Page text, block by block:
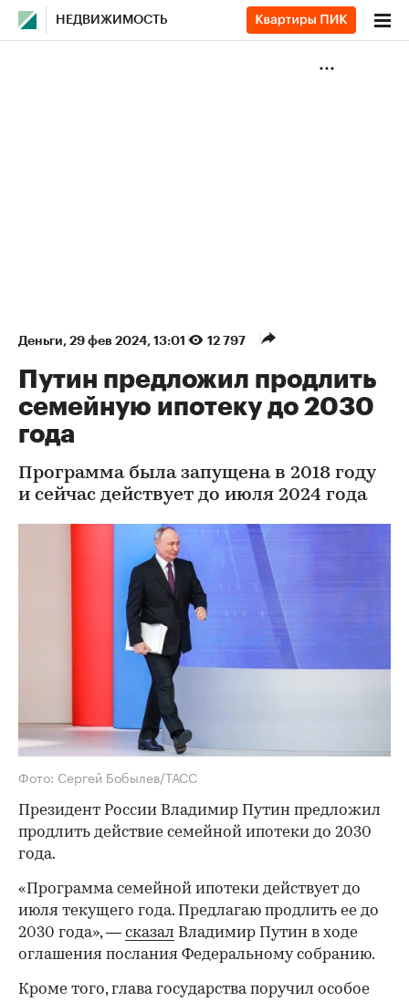
НЕДВИЖИМОСТЬ
Деньги⁠, 29 фев 2024, 13:01 12 797
Путин предложил продлить
семейную ипотеку до 2030
года
Программа была запущена в 2018 году
и сейчас действует до июля 2024 года
Фото: Сергей Бобылев/ТАСС
Президент России Владимир Путин предложил
продлить действие семейной ипотеки до 2030
года.
«Программа семейной ипотеки действует до
июля текущего года. Предлагаю продлить ее до
2030 года», — сказал Владимир Путин в ходе
оглашения послания Федеральному собранию.
Кроме того, глава государства поручил особое